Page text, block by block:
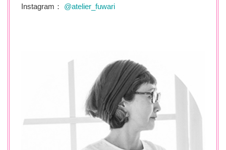
Instagram： @atelier_fuwari